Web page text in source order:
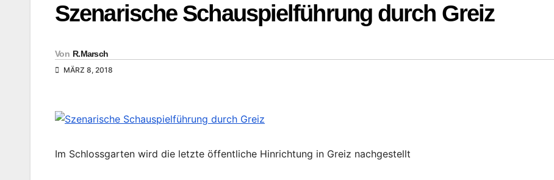
Szenarische Schauspielführung durch Greiz
Von R.Marsch
MÄRZ 8, 2018
Im Schlossgarten wird die letzte öffentliche Hinrichtung in Greiz nachgestellt